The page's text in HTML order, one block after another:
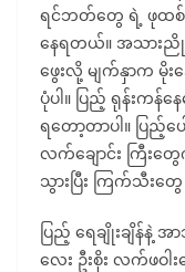
ရင်ဘတ်တွေ ရဲ့ ဖုထစ်
နေရတယ်။ အသာ
ဖွေးလို့ မျက်နှာက မိုး
ပုံပါ။ ပြည့် ရုန်းကန်
ရတော့တာပါ။ ပြည့်ပ
လက်ချောင်း ကြီး
သွားပြီး ကြက်သီးတွ
ပြည့် ရေချိုးချိန်နဲ့
လေး ဦးစိုး လက်ဖဝါ